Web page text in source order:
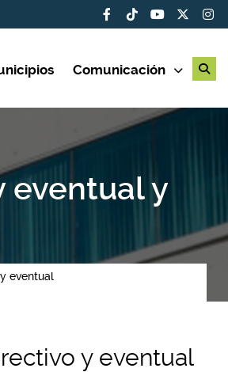
Comunicación
eventual y
eventual
y eventual